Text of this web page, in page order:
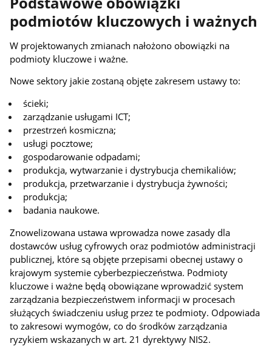
podmiotów kluczowych i ważnych
W projektowanych zmianach nałożono obowiązki na
podmioty kluczowe i ważne.
Nowe sektory jakie zostaną objęte zakresem ustawy to:
ścieki;
zarządzanie usługami ICT;
przestrzeń kosmiczna;
usługi pocztowe;
gospodarowanie odpadami;
produkcja, wytwarzanie i dystrybucja chemikaliów;
produkcja, przetwarzanie i dystrybucja żywności;
produkcja;
badania naukowe.
Znowelizowana ustawa wprowadza nowe zasady dla
dostawców usług cyfrowych oraz podmiotów administracji
publicznej, które są objęte przepisami obecnej ustawy o
krajowym systemie cyberbezpieczeństwa. Podmioty
kluczowe i ważne będą obowiązane wprowadzić system
zarządzania bezpieczeństwem informacji w procesach
służących świadczeniu usług przez te podmioty. Odpowiada
to zakresowi wymogów, co do środków zarządzania
ryzykiem wskazanych w art. 21 dyrektywy NIS2.